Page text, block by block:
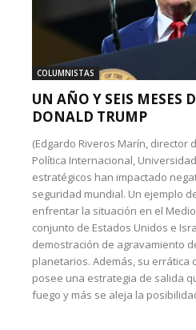
COLUMNISTAS
UN AÑO Y SEIS MESES
DONALD TRUMP
(Edgardo Riveros Marín, director
Política Internacional,
estratégicos han impactado
seguridad mundial. Un ejemplo
enfrentar la situación en el
conjunto de Estados Unidos e
demostración de agravamiento
planetarios. Además, su errática
posee una estrategia de salida
fuego y más se aleja la